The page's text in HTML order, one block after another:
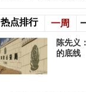
热点排行 一周
陈先义
的底线